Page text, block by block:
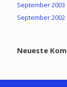
September 2003
September 2002
Neueste